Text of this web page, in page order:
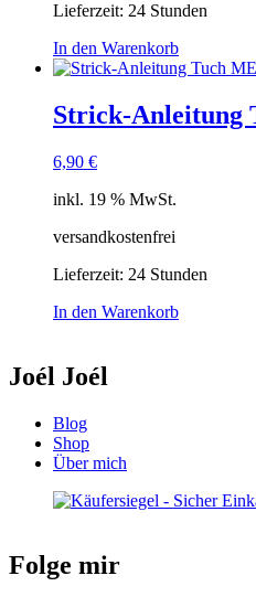
Lieferzeit: 24 Stunden
In den Warenkorb
Strick-Anleitung
6,90 €
inkl. 19 % MwSt.
versandkostenfrei
Lieferzeit: 24 Stunden
In den Warenkorb
Joél Joél
Blog
Shop
Über mich
Folge mir